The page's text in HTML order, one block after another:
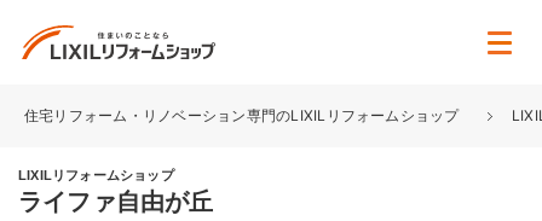
住宅リフォーム・リノベーション専門のLIXILリフォームショップ
LIXILリフォームショップ
ライファ自由が丘